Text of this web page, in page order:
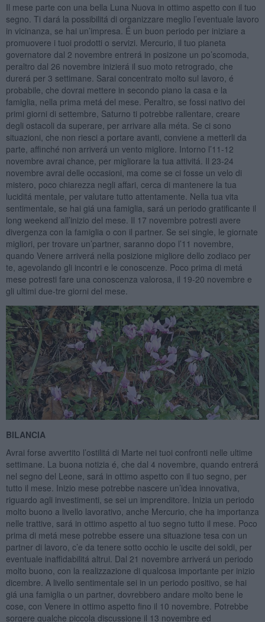
Il mese parte con una bella Luna Nuova in ottimo aspetto con il tuo
segno. Ti dará la possibilitá di organizzare meglio l’eventuale lavoro
in vicinanza, se hai un’impresa. É un buon periodo per iniziare a
promuovere i tuoi prodotti o servizi. Mercurio, il tuo pianeta
governatore dal 2 novembre entrerá in posizone un po’scomoda,
peraltro dal 26 novembre inizierá il suo moto retrogrado, che
durerá per 3 settimane. Sarai concentrato molto sul lavoro, é
probabile, che dovrai mettere in secondo piano la casa e la
famiglia, nella prima metá del mese. Peraltro, se fossi nativo dei
primi giorni di settembre, Saturno ti potrebbe rallentare, creare
degli ostacoli da superare, per arrivare alla méta. Se ci sono
situazioni, che non riesci a portare avanti, conviene a metterli da
parte, affinché non arriverá un vento migliore. Intorno l’11-12
novembre avrai chance, per migliorare la tua attivitá. Il 23-24
novembre avrai delle occasioni, ma come se ci fosse un velo di
mistero, poco chiarezza negli affari, cerca di mantenere la tua
luciditá mentale, per valutare tutto attentamente. Nella tua vita
sentimentale, se hai giá una famiglia, sará un periodo gratificante il
long weekend all’inizio del mese. Il 17 novembre potresti avere
divergenza con la famiglia o con il partner. Se sei single, le giornate
migliori, per trovare un’partner, saranno dopo l’11 novembre,
quando Venere arriverá nella posizione migliore dello zodiaco per
te, agevolando gli incontri e le conoscenze. Poco prima di metá
mese potresti fare una conoscenza valorosa, il 19-20 novembre e
gli ultimi due-tre giorni del mese.
BILANCIA
Avrai forse avvertito l’ostilitá di Marte nei tuoi confronti nelle ultime
settimane. La buona notizia é, che dal 4 novembre, quando entrerá
nel segno del Leone, sará in ottimo aspetto con il tuo segno, per
tutto il mese. Inizio mese potrebbe nascere un’idea innovativa,
riguardo agli investimenti, se sei un imprenditore. Inizia un periodo
molto buono a livello lavorativo, anche Mercurio, che ha importanza
nelle trattive, sará in ottimo aspetto al tuo segno tutto il mese. Poco
prima di metá mese potrebbe essere una situazione tesa con un
partner di lavoro, c’e da tenere sotto occhio le uscite dei soldi, per
eventuale inaffidabilitá altrui. Dal 21 novembre arriverá un periodo
molto buono, con la realizzazione di qualcosa importante per inizio
dicembre. A livello sentimentale sei in un periodo positivo, se hai
giá una famiglia o un partner, dovrebbero andare molto bene le
cose, con Venere in ottimo aspetto fino il 10 novembre. Potrebbe
sorgere qualche piccola discussione il 13 novembre ed